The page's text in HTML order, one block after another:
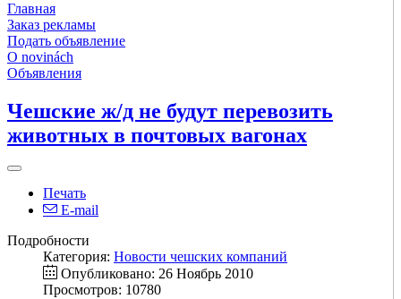
Главная
Заказ рекламы
Подать объявление
O novinách
Объявления
Чешские ж/д не будут перевозить
животных в почтовых вагонах
Печать
E-mail
Подробности
Категория: Новости чешских компаний
Опубликовано: 26 Ноябрь 2010
Просмотров: 10780